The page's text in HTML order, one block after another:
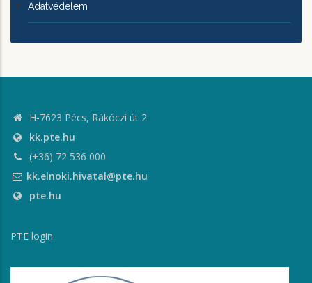
Adatvédelem
H-7623 Pécs, Rákóczi út 2.
kk.pte.hu
(+36) 72 536 000
kk.elnoki.hivatal@pte.hu
pte.hu
PTE login